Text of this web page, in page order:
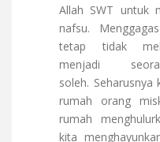
Allah SWT untuk
nafsu.
tetap tidak
menjadi
soleh. Seharusnya
rumah orang
rumah
kita